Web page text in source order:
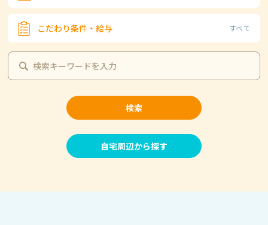
こだわり条件・給与 すべて
検索
自宅周辺から探す